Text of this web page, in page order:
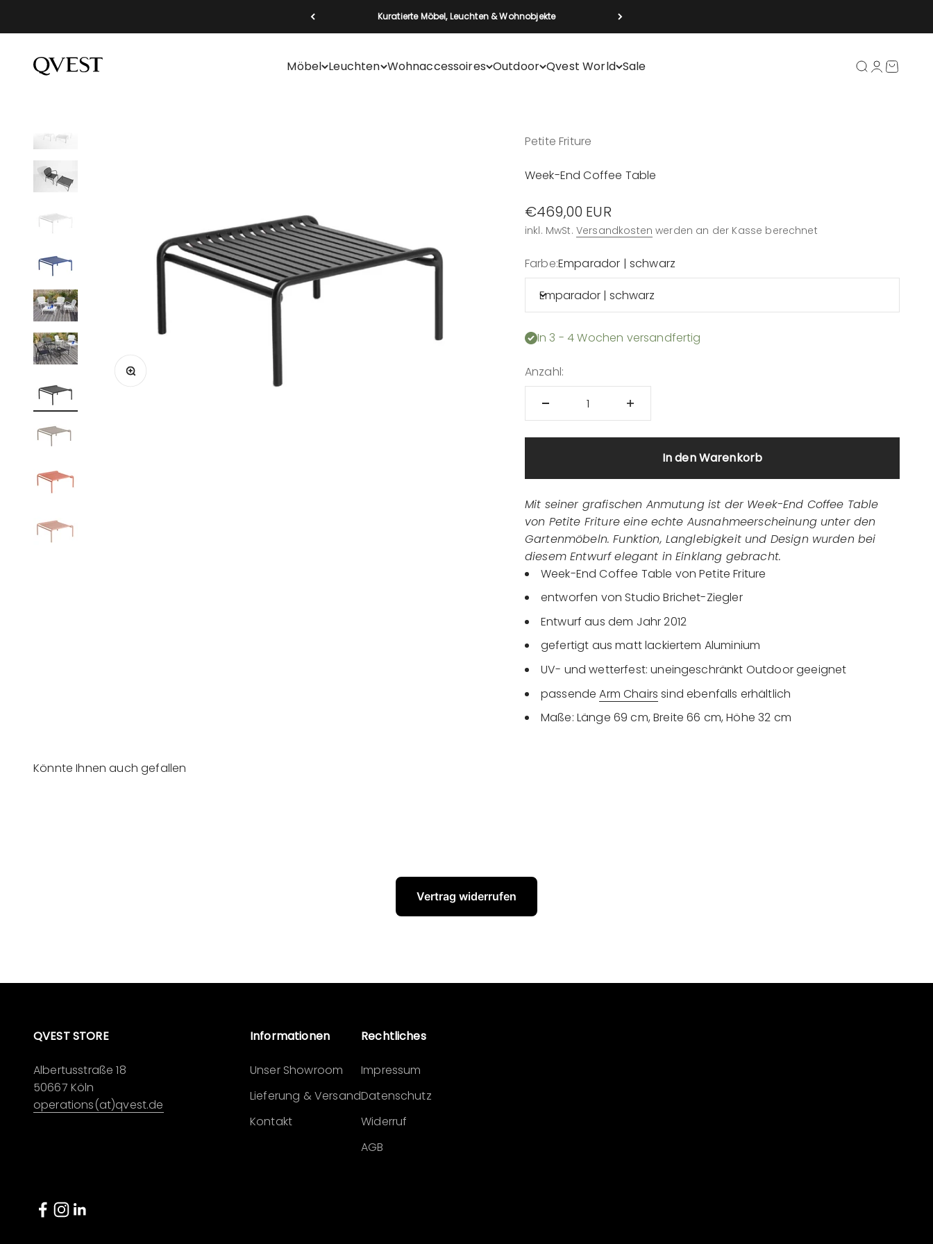
Kuratierte Möbel, Leuchten & Wohnobjekte
Möbel Leuchten Wohnaccessoires Outdoor Qvest World Sale
qvest-de Suche öffnen
Bild vergrößern
Petite Friture
Week-End Coffee Table
Angebot
€469,00 EUR
inkl. MwSt. Versandkosten werden an der Kasse berechnet
Farbe:Emparador | schwarz
Emparador | schwarz
In 3 - 4 Wochen versandfertig
Anzahl:
In den Warenkorb
Mit seiner grafischen Anmutung ist der Week-End Coffee Table
von Petite Friture eine echte Ausnahmeerscheinung unter den
Gartenmöbeln. Funktion, Langlebigkeit und Design wurden bei
diesem Entwurf elegant in Einklang gebracht.
Week-End Coffee Table von Petite Friture
entworfen von Studio Brichet-Ziegler
Entwurf aus dem Jahr 2012
gefertigt aus matt lackiertem Aluminium
UV- und wetterfest: uneingeschränkt Outdoor geeignet
passendeArm Chairs sind ebenfalls erhältlich
Maße: Länge 69 cm, Breite 66 cm, Höhe 32 cm
Vertrag widerrufen
QVEST STORE
Albertusstraße 18
50667 Köln
operations(at)qvest.de
Informationen
Unser Showroom
Lieferung & Versand
Kontakt
Rechtliches
Impressum
Datenschutz
Widerruf
AGB